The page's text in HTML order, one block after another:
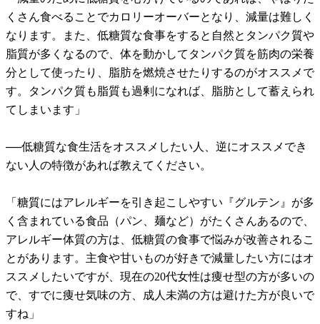
くさん食べることでカロリーオーバーとなり、減量は難しく
なります。また、低糖質な食事をすると自然とタンパク質や
脂質が多くなるので、体を動かしてタンパク質を筋肉の栄養
分として使ったり、脂肪を燃焼させたりするのがオススメで
す。タンパク質も脂質も過剰になれば、脂肪として蓄えられ
てしまいます」
──低糖質な食生活をオススメしたい人、逆にオススメでき
ない人の特徴があれば教えてください。
「糖質にはアレルギーを引き起こしやすい『グルテン』が多
く含まれている食品（パン、麺など）がたくさんあるので、
アレルギー体質の方は、低糖質の食事で悩みが改善されるこ
とがあります。主食や甘いものが好きで減量したい方にはオ
ススメしたいですが、現在の20代女性は痩せ型の方が多いの
で、すでに痩せ気味の方、成人未満の方は避けた方が良いで
すね」